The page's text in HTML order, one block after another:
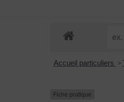
Accueil particuliers >
Fiche pratique